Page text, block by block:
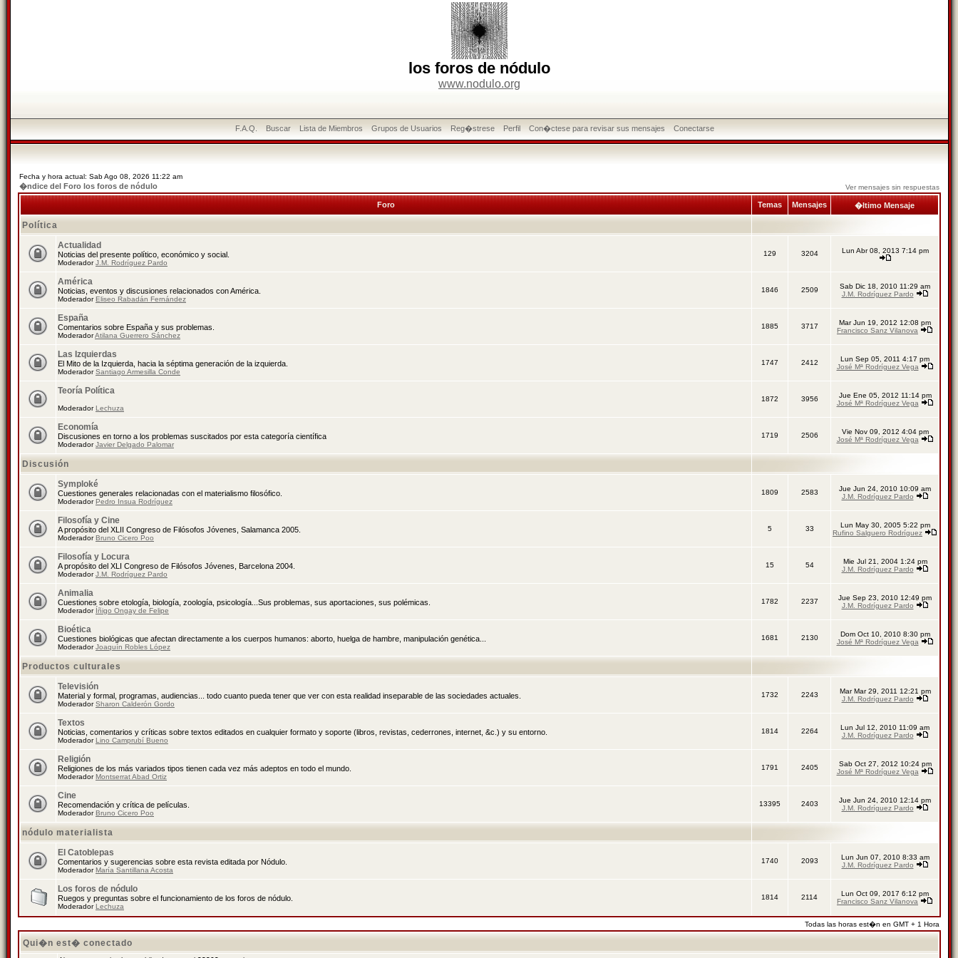
los foros de nódulo
www.nodulo.org
F.A.Q. Buscar Lista de Miembros Grupos de Usuarios Reg�strese Perfil Con�ctese para revisar sus mensajes Conectarse
Fecha y hora actual: Sab Ago 08, 2026 11:22 am
�ndice del Foro los foros de nódulo Ver mensajes sin respuestas
Foro Temas Mensajes �ltimo Mensaje
Política
Actualidad
Noticias del presente político, económico y social.
ModeradorJ.M. Rodríguez Pardo
129 3204 Lun Abr 08, 2013 7:14 pm
América
Noticias, eventos y discusiones relacionados con América.
ModeradorEliseo Rabadán Fernández
1846 2509
Sab Dic 18, 2010 11:29 am
J.M. Rodríguez Pardo
España
Comentarios sobre España y sus problemas.
ModeradorAtilana Guerrero Sánchez
1885 3717
Mar Jun 19, 2012 12:08 pm
Francisco Sanz Vilanova
Las Izquierdas
El Mito de la Izquierda, hacia la séptima generación de la izquierda.
ModeradorSantiago Armesilla Conde
1747 2412
Lun Sep 05, 2011 4:17 pm
José Mª Rodríguez Vega
Teoría Política
ModeradorLechuza
1872 3956
Jue Ene 05, 2012 11:14 pm
José Mª Rodríguez Vega
Economía
Discusiones en torno a los problemas suscitados por esta categoría científica
ModeradorJavier Delgado Palomar
1719 2506
Vie Nov 09, 2012 4:04 pm
José Mª Rodríguez Vega
Discusión
Symploké
Cuestiones generales relacionadas con el materialismo filosófico.
ModeradorPedro Insua Rodríguez
1809 2583
Jue Jun 24, 2010 10:09 am
J.M. Rodríguez Pardo
Filosofía y Cine
A propósito del XLII Congreso de Filósofos Jóvenes, Salamanca 2005.
ModeradorBruno Cicero Poo
5 33
Lun May 30, 2005 5:22 pm
Rufino Salguero Rodríguez
Filosofía y Locura
A propósito del XLI Congreso de Filósofos Jóvenes, Barcelona 2004.
ModeradorJ.M. Rodríguez Pardo
15 54
Mie Jul 21, 2004 1:24 pm
J.M. Rodríguez Pardo
Animalia
Cuestiones sobre etología, biología, zoología, psicología...Sus problemas, sus aportaciones, sus polémicas.
Moderador Íñigo Ongay de Felipe
1782 2237
Jue Sep 23, 2010 12:49 pm
J.M. Rodríguez Pardo
Bioética
Cuestiones biológicas que afectan directamente a los cuerpos humanos: aborto, huelga de hambre, manipulación genética...
ModeradorJoaquín Robles López
1681 2130
Dom Oct 10, 2010 8:30 pm
José Mª Rodríguez Vega
Productos culturales
Televisión
Material y formal, programas, audiencias... todo cuanto pueda tener que ver con esta realidad inseparable de las sociedades actuales.
ModeradorSharon Calderón Gordo
1732 2243
Mar Mar 29, 2011 12:21 pm
J.M. Rodríguez Pardo
Textos
Noticias, comentarios y críticas sobre textos editados en cualquier formato y soporte (libros, revistas, cederrones, internet, &c.) y su entorno.
ModeradorLino Camprubí Bueno
1814 2264
Lun Jul 12, 2010 11:09 am
J.M. Rodríguez Pardo
Religión
Religiones de los más variados tipos tienen cada vez más adeptos en todo el mundo.
ModeradorMontserrat Abad Ortiz
1791 2405
Sab Oct 27, 2012 10:24 pm
José Mª Rodríguez Vega
Cine
Recomendación y crítica de películas.
ModeradorBruno Cicero Poo
13395 2403
Jue Jun 24, 2010 12:14 pm
J.M. Rodríguez Pardo
nódulo materialista
El Catoblepas
Comentarios y sugerencias sobre esta revista editada por Nódulo.
ModeradorMaría Santillana Acosta
1740 2093
Lun Jun 07, 2010 8:33 am
J.M. Rodríguez Pardo
Los foros de nódulo
Ruegos y preguntas sobre el funcionamiento de los foros de nódulo.
ModeradorLechuza
1814 2114
Lun Oct 09, 2017 6:12 pm
Francisco Sanz Vilanova
Todas las horas est�n en GMT + 1 Hora
Qui�n est� conectado